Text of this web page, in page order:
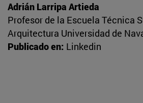
Adrián Larripa Artieda
Profesor de la Escuela Técnica
Arquitectura Universidad de
Publicado en: Linkedin